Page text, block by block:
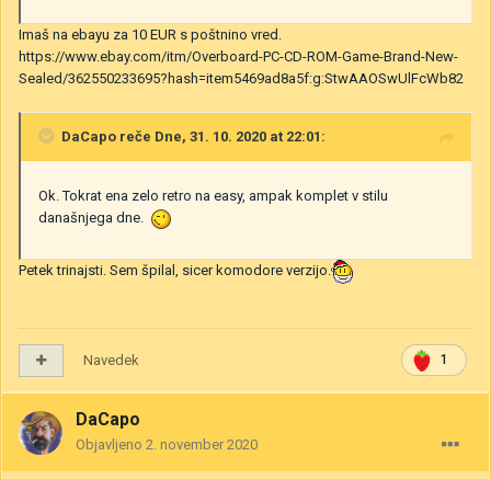
Imaš na ebayu za 10 EUR s poštnino vred.
https://www.ebay.com/itm/Overboard-PC-CD-ROM-Game-Brand-New-
Sealed/362550233695?hash=item5469ad8a5f:g:StwAAOSwUlFcWb82
DaCapo reče Dne, 31. 10. 2020 at 22:01:
Ok. Tokrat ena zelo retro na easy, ampak komplet v stilu
današnjega dne.
Petek trinajsti. Sem špilal, sicer komodore verzijo.
1
Navedek
DaCapo
Objavljeno 2. november 2020